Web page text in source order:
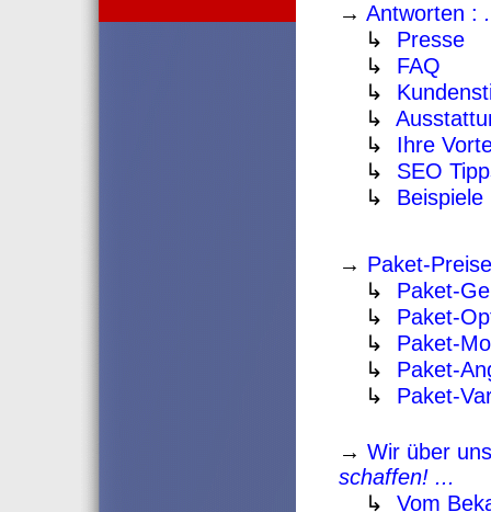
→ Antworten :
↳ Presse
↳ FAQ
↳
↳
↳ Ihre
↳ SEO
↳ Beispiele
→ Paket-
↳ Paket-
↳ Paket-
↳ Paket-
↳ Paket-
↳ Paket-
→ Wir über
schaffen! ...
↳
Vom